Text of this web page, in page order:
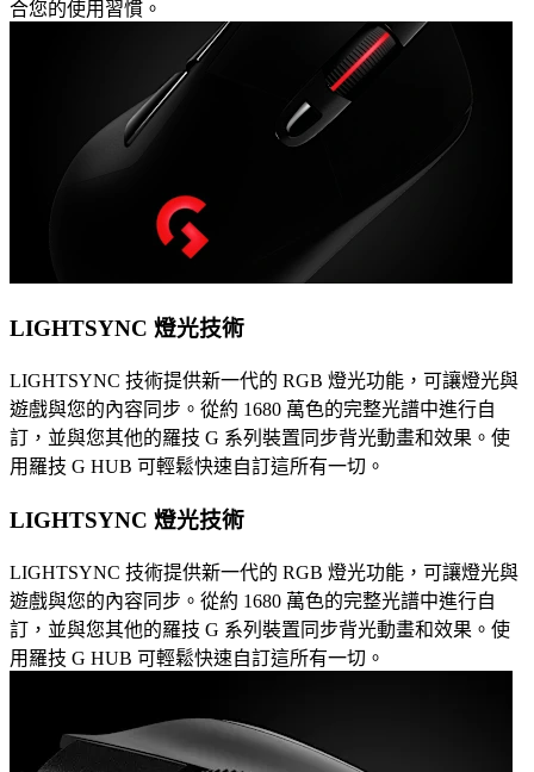
合您的使用習慣。
LIGHTSYNC 燈光技術
LIGHTSYNC 技術提供新一代的 RGB 燈光功能，可讓燈光與
遊戲與您的內容同步。從約 1680 萬色的完整光譜中進行自
訂，並與您其他的羅技 G 系列裝置同步背光動畫和效果。使
用羅技 G HUB 可輕鬆快速自訂這所有一切。
LIGHTSYNC 燈光技術
LIGHTSYNC 技術提供新一代的 RGB 燈光功能，可讓燈光與
遊戲與您的內容同步。從約 1680 萬色的完整光譜中進行自
訂，並與您其他的羅技 G 系列裝置同步背光動畫和效果。使
用羅技 G HUB 可輕鬆快速自訂這所有一切。